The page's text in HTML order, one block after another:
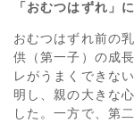
「おむつはずれ」
おむつはずれ前の
供（第一子）の成
レがうまくできな
明し、親の大きな
した。一方で、第